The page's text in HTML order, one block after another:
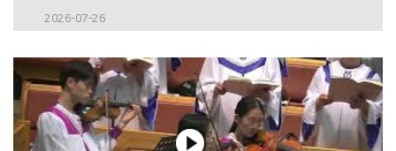
2026-07-26